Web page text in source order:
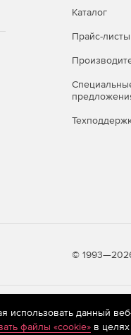
Каталог
Прайс-листы
©
применяются
относящихся к
использовать данный
файлы «cookie»в целях